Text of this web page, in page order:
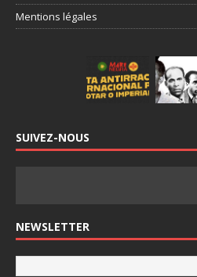
Mentions légales
SUIVEZ-NOUS
NEWSLETTER